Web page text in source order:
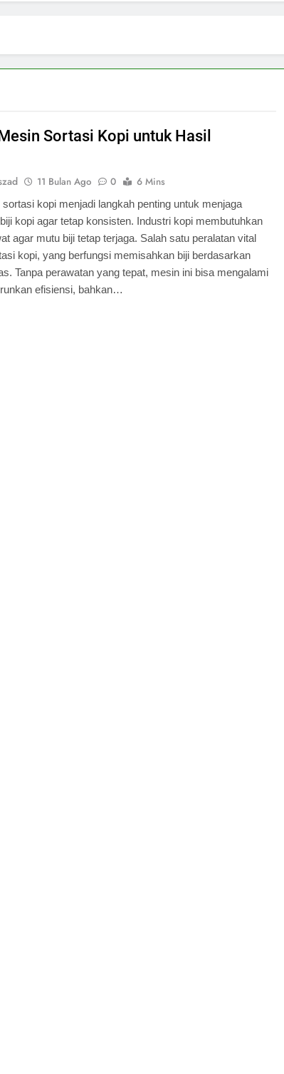
Sortasi Kopi untuk Hasil
11 Bulan Ago 0 6 Mins
kopi menjadi langkah penting untuk menjaga
kopi agar tetap konsisten. Industri kopi membutuhkan
agar mutu biji tetap terjaga. Salah satu peralatan vital
kopi, yang berfungsi memisahkan biji berdasarkan
Tanpa perawatan yang tepat, mesin ini bisa mengalami
efisiensi, bahkan…